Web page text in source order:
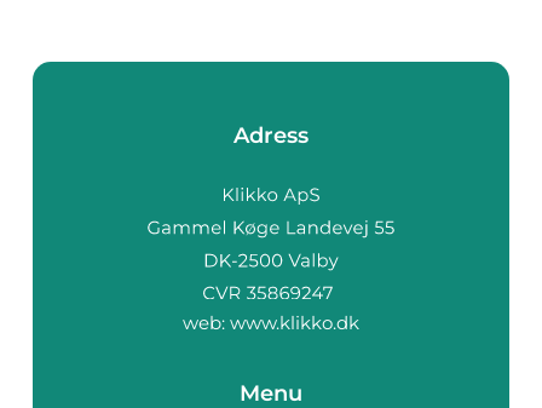
Adress
web: www.klikko.dk
Menu